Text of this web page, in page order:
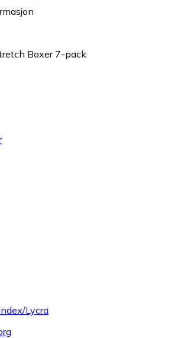
Boxer 7-pack
Lycra